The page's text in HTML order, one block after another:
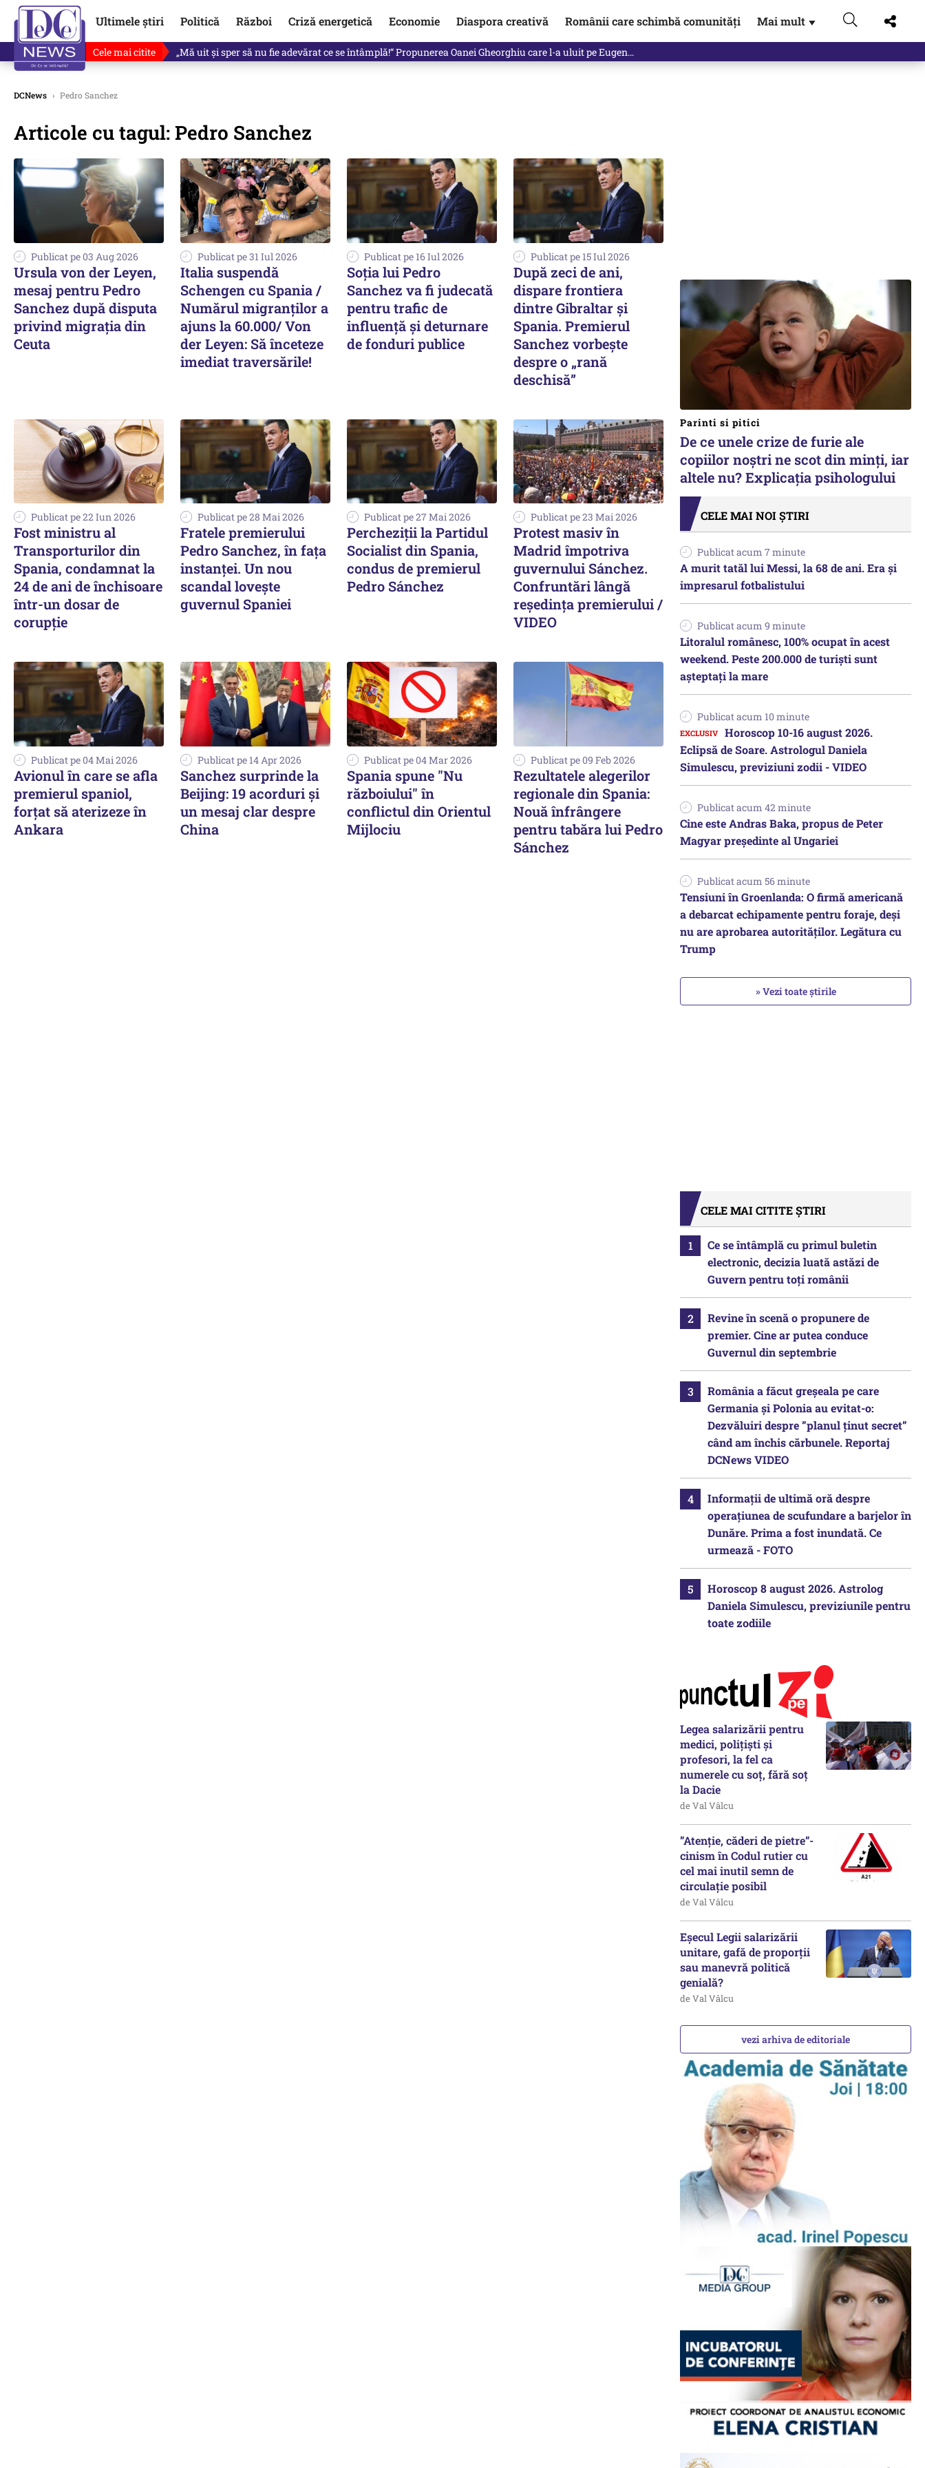
Ultimele știri Politică Război Criză energetică Economie Diaspora creativă Românii care schimbă comunități Mai mult ▼
Cele mai citite Ce se întâmplă cu primul buletin electronic, decizia luată astăzi de Guvern pentru toți românii
DCNews › Pedro Sanchez
Articole cu tagul: Pedro Sanchez
Publicat pe 03 Aug 2026
Ursula von der Leyen,
mesaj pentru Pedro
Sanchez după disputa
privind migrația din
Ceuta
Publicat pe 31 Iul 2026
Italia suspendă
Schengen cu Spania /
Numărul migranților a
ajuns la 60.000/ Von
der Leyen: Să înceteze
imediat traversările!
Publicat pe 16 Iul 2026
Soția lui Pedro
Sanchez va fi judecată
pentru trafic de
influență și deturnare
de fonduri publice
Publicat pe 15 Iul 2026
După zeci de ani,
dispare frontiera
dintre Gibraltar și
Spania. Premierul
Sanchez vorbește
despre o „rană
deschisă”
Publicat pe 22 Iun 2026
Fost ministru al
Transporturilor din
Spania, condamnat la
24 de ani de închisoare
într-un dosar de
corupție
Publicat pe 28 Mai 2026
Fratele premierului
Pedro Sanchez, în fața
instanței. Un nou
scandal lovește
guvernul Spaniei
Publicat pe 27 Mai 2026
Percheziții la Partidul
Socialist din Spania,
condus de premierul
Pedro Sánchez
Publicat pe 23 Mai 2026
Protest masiv în
Madrid împotriva
guvernului Sánchez.
Confruntări lângă
reședința premierului /
VIDEO
Publicat pe 04 Mai 2026
Avionul în care se afla
premierul spaniol,
forțat să aterizeze în
Ankara
Publicat pe 14 Apr 2026
Sanchez surprinde la
Beijing: 19 acorduri și
un mesaj clar despre
China
Publicat pe 04 Mar 2026
Spania spune "Nu
războiului" în
conflictul din Orientul
Mijlociu
Publicat pe 09 Feb 2026
Rezultatele alegerilor
regionale din Spania:
Nouă înfrângere
pentru tabăra lui Pedro
Sánchez
Parinti si pitici
De ce unele crize de furie ale
copiilor noștri ne scot din minți, iar
altele nu? Explicația psihologului
CELE MAI NOI ȘTIRI
Publicat acum 7 minute
A murit tatăl lui Messi, la 68 de ani. Era și
impresarul fotbalistului
Publicat acum 9 minute
Litoralul românesc, 100% ocupat în acest
weekend. Peste 200.000 de turiști sunt
așteptați la mare
Publicat acum 10 minute
Horoscop 10-16 august 2026.
Eclipsă de Soare. Astrologul Daniela
Simulescu, previziuni zodii - VIDEO
Publicat acum 42 minute
Cine este Andras Baka, propus de Peter
Magyar președinte al Ungariei
Publicat acum 56 minute
Tensiuni în Groenlanda: O firmă americană
a debarcat echipamente pentru foraje, deși
nu are aprobarea autorităților. Legătura cu
Trump
» Vezi toate știrile
CELE MAI CITITE ȘTIRI
Ce se întâmplă cu primul buletin
electronic, decizia luată astăzi de
Guvern pentru toți românii
Revine în scenă o propunere de
premier. Cine ar putea conduce
Guvernul din septembrie
România a făcut greșeala pe care
Germania și Polonia au evitat-o:
Dezvăluiri despre ”planul ținut secret”
când am închis cărbunele. Reportaj
DCNews VIDEO
Informații de ultimă oră despre
operațiunea de scufundare a barjelor în
Dunăre. Prima a fost inundată. Ce
urmează - FOTO
Horoscop 8 august 2026. Astrolog
Daniela Simulescu, previziunile pentru
toate zodiile
Legea salarizării pentru
medici, polițiști și
profesori, la fel ca
numerele cu soț, fără soț
la Dacie
de Val Vâlcu
”Atenție, căderi de pietre”-
cinism în Codul rutier cu
cel mai inutil semn de
circulație posibil
de Val Vâlcu
Eșecul Legii salarizării
unitare, gafă de proporții
sau manevră politică
genială?
de Val Vâlcu
vezi arhiva de editoriale